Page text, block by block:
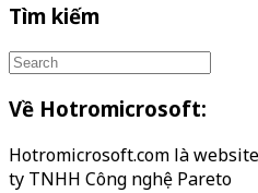
Tìm kiếm
Về Hotromicrosoft:
Hotromicrosoft.com là
ty TNHH Công nghệ Pareto